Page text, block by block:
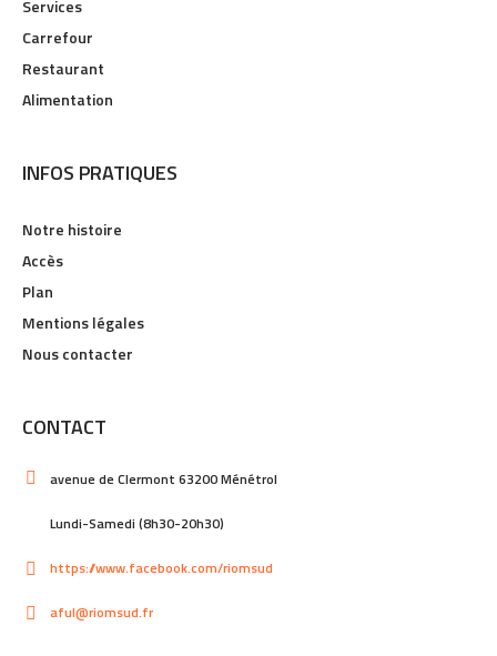
Services
Carrefour
Restaurant
Alimentation
INFOS PRATIQUES
Notre histoire
Accès
Plan
Mentions légales
Nous contacter
CONTACT
avenue de Clermont 63200 Ménétrol
Lundi-Samedi (8h30-20h30)
https://www.facebook.com/riomsud
aful@riomsud.fr